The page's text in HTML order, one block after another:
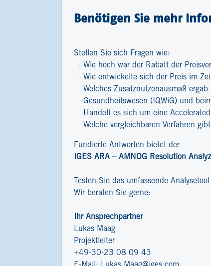
Benötigen Sie mehr
Stellen Sie sich Fragen wie:
Wie hoch war der Rabatt der
Wie entwickelte sich der Preis im
Welches Zusatznutzenausmaß
Gesundheitswesen (IQWiG) und
Handelt es sich um eine
Welche vergleichbaren Verfahren gibt
Fundierte Antworten bietet der
IGES ARA – AMNOG Resolution
Testen Sie das umfassende
Wir beraten Sie gerne:
Ihr Ansprechpartner
Lukas Maag
Projektleiter
+49-30-23 08 09 43